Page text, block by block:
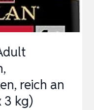
reich an
3 kg)